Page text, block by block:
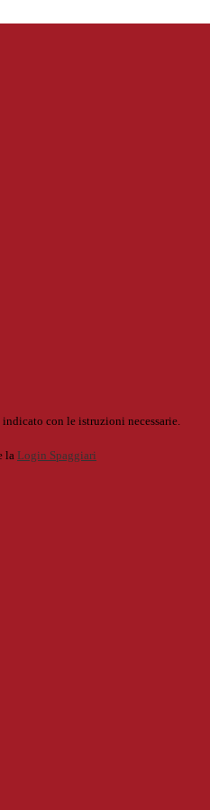
con le istruzioni necessarie.
la Login Spaggiari